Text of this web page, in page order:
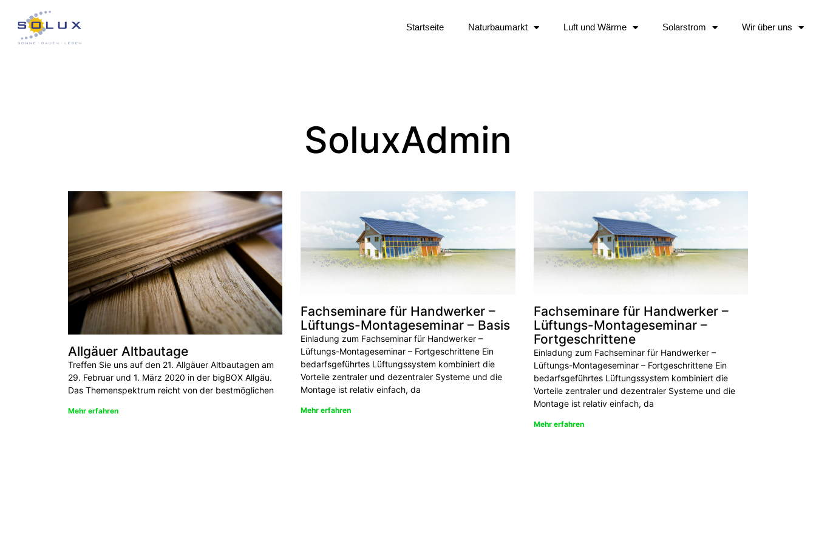
Startseite Naturbaumarkt Luft und Wärme Solarstrom Wir über uns
SoluxAdmin
Allgäuer Altbautage
Treffen Sie uns auf den 21. Allgäuer Altbautagen am
29. Februar und 1. März 2020 in der bigBOX Allgäu.
Das Themenspektrum reicht von der bestmöglichen
Mehr erfahren
Fachseminare für Handwerker –
Lüftungs-Montageseminar – Basis
Einladung zum Fachseminar für Handwerker –
Lüftungs-Montageseminar – Fortgeschrittene Ein
bedarfsgeführtes Lüftungssystem kombiniert die
Vorteile zentraler und dezentraler Systeme und die
Montage ist relativ einfach, da
Mehr erfahren
Fachseminare für Handwerker –
Lüftungs-Montageseminar –
Fortgeschrittene
Einladung zum Fachseminar für Handwerker –
Lüftungs-Montageseminar – Fortgeschrittene Ein
bedarfsgeführtes Lüftungssystem kombiniert die
Vorteile zentraler und dezentraler Systeme und die
Montage ist relativ einfach, da
Mehr erfahren